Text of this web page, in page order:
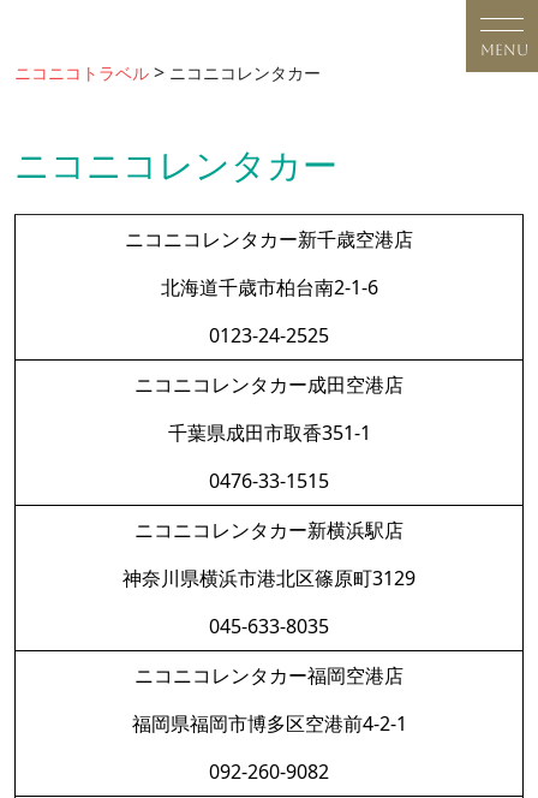
content
MENU
ニコニコトラベル > ニコニコレンタカー
ニコニコレンタカー
ニコニコレンタカー新千歳空港店
北海道千歳市柏台南2-1-6
0123-24-2525
ニコニコレンタカー成田空港店
千葉県成田市取香351-1
0476-33-1515
ニコニコレンタカー新横浜駅店
神奈川県横浜市港北区篠原町3129
045-633-8035
ニコニコレンタカー福岡空港店
福岡県福岡市博多区空港前4-2-1
092-260-9082